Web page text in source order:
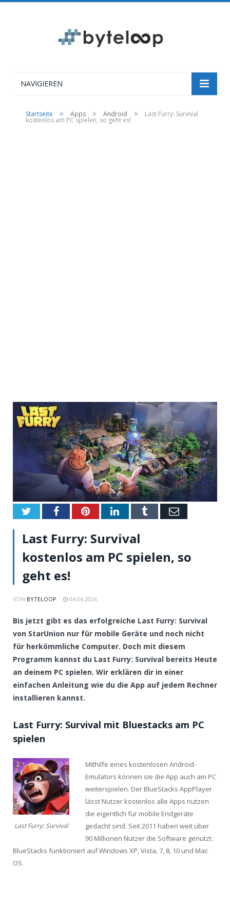
NAVIGIEREN
Startseite » Apps » Android » Last Furry: Survival
kostenlos am PC spielen, so geht es!
TwitterFacebookPinterestLinkedInTumblrEmail
Last Furry: Survival
kostenlos am PC spielen, so
geht es!
VON BYTELOOP 04.04.2026
Bis jetzt gibt es das erfolgreiche Last Furry: Survival
von StarUnion nur für mobile Geräte und noch nicht
für herkömmliche Computer. Doch mit diesem
Programm kannst du Last Furry: Survival bereits Heute
an deinem PC spielen. Wir erklären dir in einer
einfachen Anleitung wie du die App auf jedem Rechner
installieren kannst.
Last Furry: Survival mit Bluestacks am PC
spielen
Last Furry: Survival
Mithilfe eines kostenlosen Android-
Emulators können sie die App auch am PC
weiterspielen. Der BlueStacks AppPlayer
lässt Nutzer kostenlos alle Apps nutzen
die eigentlich für mobile Endgeräte
gedacht sind. Seit 2011 haben weit über
90 Millionen Nutzer die Software genutzt.
BlueStacks funktioniert auf Windows XP, Vista, 7, 8, 10 und Mac
OS.